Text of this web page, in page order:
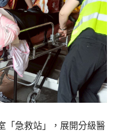
「急救站」，展開分級醫